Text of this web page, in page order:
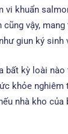
vi khuẩn
cũng vậy,
giun ký sinh
bất kỳ loài
khỏe
nhà kho